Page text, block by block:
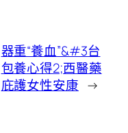
器重“養血”&#3台
包養心得2;西醫藥
庇護女性安康 →